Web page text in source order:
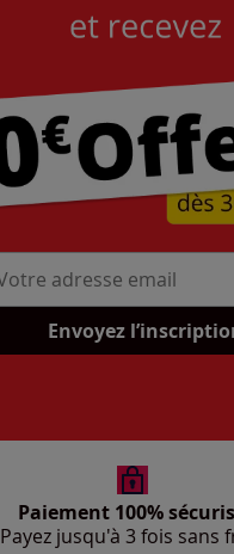
Mon
Envoyez
Paiement 100%
Payez jusqu'à 3 fois sans